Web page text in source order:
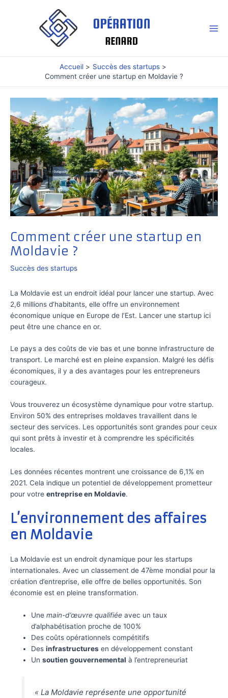
Accueil
Succès des startups
Comment créer une startup en Moldavie ?
Comment créer une startup en
Moldavie ?
Succès des startups
La Moldavie est un endroit idéal pour lancer une startup. Avec
2,6 millions d’habitants, elle offre un environnement
économique unique en Europe de l’Est. Lancer une startup ici
peut être une chance en or.
Le pays a des coûts de vie bas et une bonne infrastructure de
transport. Le marché est en pleine expansion. Malgré les défis
économiques, il y a des avantages pour les entrepreneurs
courageux.
Vous trouverez un écosystème dynamique pour votre startup.
Environ 50% des entreprises moldaves travaillent dans le
secteur des services. Les opportunités sont grandes pour ceux
qui sont prêts à investir et à comprendre les spécificités
locales.
Les données récentes montrent une croissance de 6,1% en
2021. Cela indique un potentiel de développement prometteur
pour votre entreprise en Moldavie.
L’environnement des affaires
en Moldavie
La Moldavie est un endroit dynamique pour les startups
internationales. Avec un classement de 47ème mondial pour la
création d’entreprise, elle offre de belles opportunités. Son
économie est en pleine transformation.
Unemain-d’œuvre qualifiée avec un taux
d’alphabétisation proche de 100%
Des coûts opérationnels compétitifs
Desinfrastructures en développement constant
Unsoutien gouvernemental à l’entrepreneuriat
« La Moldavie représente une opportunité